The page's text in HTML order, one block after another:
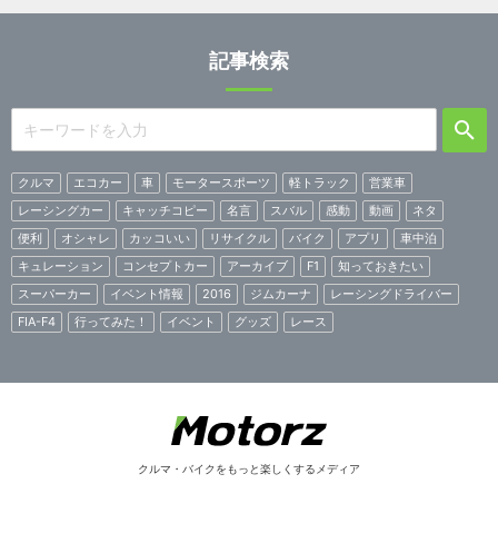
記事検索
クルマ エコカー 車 モータースポーツ 軽トラック
営業車
レーシングカー
キャッチコピー 名言 スバル 感動 動画
ネタ
便利
オシャレ カッコいい リサイクル バイク アプリ
車中泊
キュレーション
コンセプトカー アーカイブ F1
知っておきたい
スーパーカー
イベント情報 2016 ジムカーナ
レーシングドライバー
FIA-F4
行ってみた！ イベント グッズ レース
クルマ・バイクをもっと楽しくするメディア